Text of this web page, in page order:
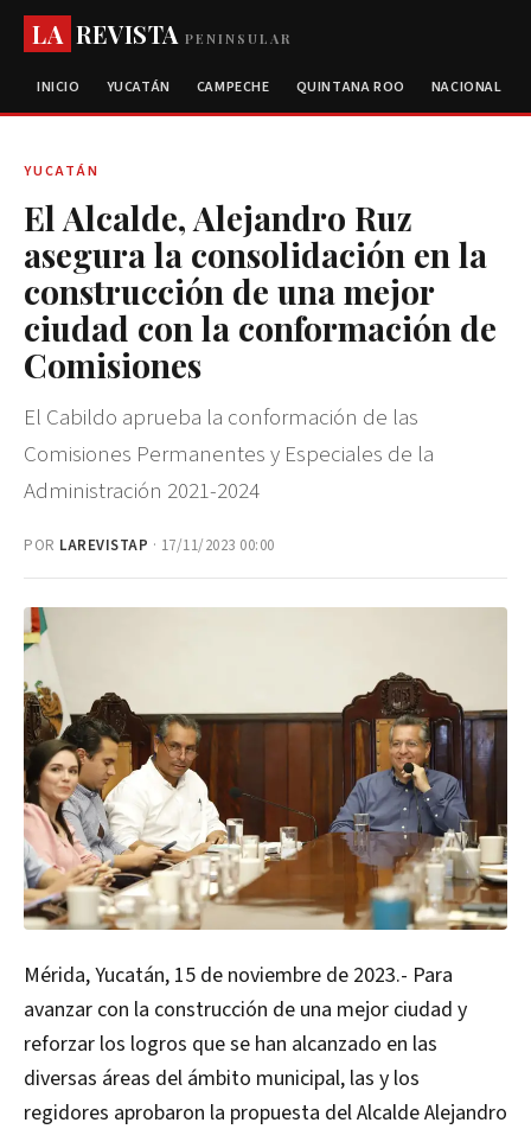
LA REVISTAPENINSULAR
INICIO YUCATÁN CAMPECHE QUINTANA ROO NACIONAL
YUCATÁN
El Alcalde, Alejandro Ruz
asegura la consolidación en la
construcción de una mejor
ciudad con la conformación de
Comisiones
El Cabildo aprueba la conformación de las
Comisiones Permanentes y Especiales de la
Administración 2021-2024
POR LAREVISTAP · 17/11/2023 00:00
Mérida, Yucatán, 15 de noviembre de 2023.- Para
avanzar con la construcción de una mejor ciudad y
reforzar los logros que se han alcanzado en las
diversas áreas del ámbito municipal, las y los
regidores aprobaron la propuesta del Alcalde Alejandro